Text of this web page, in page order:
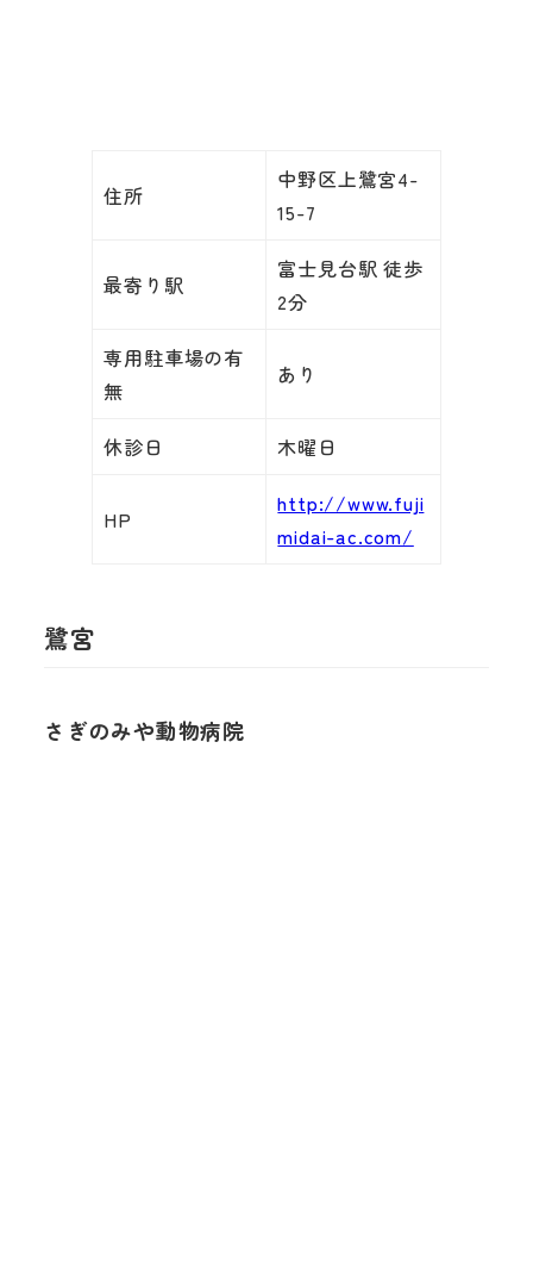
住所
中野区上鷺宮4-
15-7
最寄り駅
富士見台駅 徒歩
2分
専用駐車場の有
無
あり
休診日 木曜日
HP
http://www.fuji
midai-ac.com/
鷺宮
さぎのみや動物病院